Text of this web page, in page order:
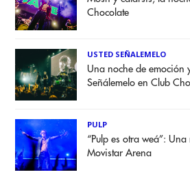
Chocolate
USTED SEÑALEMELO
Una noche de emoción
Señálemelo en Club
PULP
“Pulp es otra weá”:
Movistar Arena